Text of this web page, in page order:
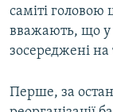
саміті головою
вважають, що у
зосереджені
Перше, за